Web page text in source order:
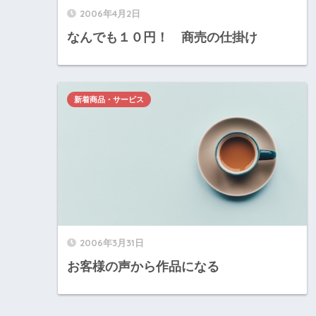
2006年4月2日
なんでも１０円！ 商売の仕掛け
2006年3月31日
お客様の声から作品になる
新着商品・サービス